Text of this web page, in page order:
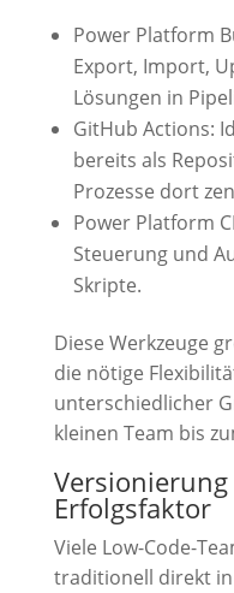
Power Platform
Export, Import,
Lösungen in
GitHub Actions:
bereits als
Prozesse dort
Power Platform
Steuerung und
Skripte.
Diese Werkzeuge
die nötige
unterschiedlicher
kleinen Team bis
Erfolgsfaktor
Viele Low-Code-
traditionell direkt